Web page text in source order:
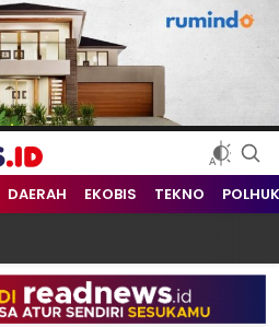
Hari ini dari Indonesia dan Dunia
DAERAH EKOBIS TEKNO